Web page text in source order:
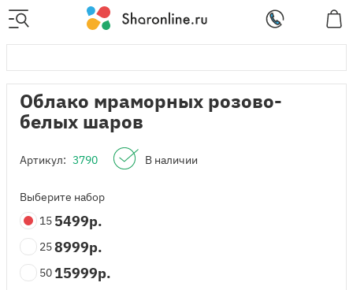
Облако мраморных розово-
белых шаров
Артикул: 3790 В наличии
Выберите набор
15 5499р.
258999р.
50 15999р.